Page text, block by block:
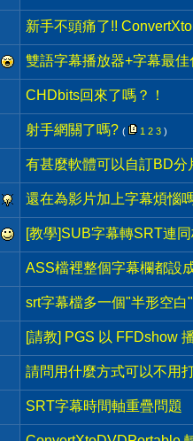
新手不頭痛了!!
雙語字幕播放器+字幕最佳
CHDbits回來了嗎？！
射手網關了嗎? ( 1 2 3 )
有甚麼軟體可以自訂BD分
還在為影片加上字幕煩惱
[教學]SUB字幕轉SRT連
ASS檔裡整個字幕欄都設
srt字幕檔多一個"半形空白
[請教] PGS 以 FFDshow
請問用什麼方式可以不用
SRT字幕時間軸重疊問題